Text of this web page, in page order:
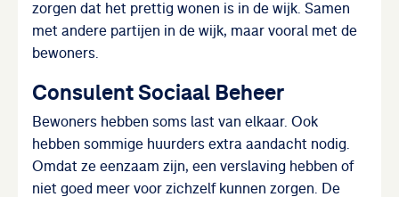
zorgen dat het prettig wonen is in de wijk. Samen
met andere partijen in de wijk, maar vooral met de
bewoners.
Consulent Sociaal Beheer
Bewoners hebben soms last van elkaar. Ook
hebben sommige huurders extra aandacht nodig.
Omdat ze eenzaam zijn, een verslaving hebben of
niet goed meer voor zichzelf kunnen zorgen. De